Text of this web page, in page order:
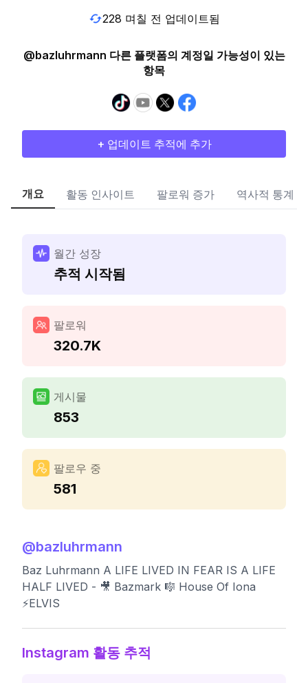
228 며칠 전 업데이트됨
@bazluhrmann 다른 플랫폼의 계정일 가능성이 있는
항목
+ 업데이트 추적에 추가
개요 활동 인사이트 팔로워 증가 역사적 통계
월간 성장
추적 시작됨
팔로워
320.7K
게시물
853
팔로우 중
581
@bazluhrmann
Baz Luhrmann A LIFE LIVED IN FEAR IS A LIFE
HALF LIVED - 🎥 Bazmark 🎼 House Of Iona
⚡️ELVIS
Instagram 활동 추적